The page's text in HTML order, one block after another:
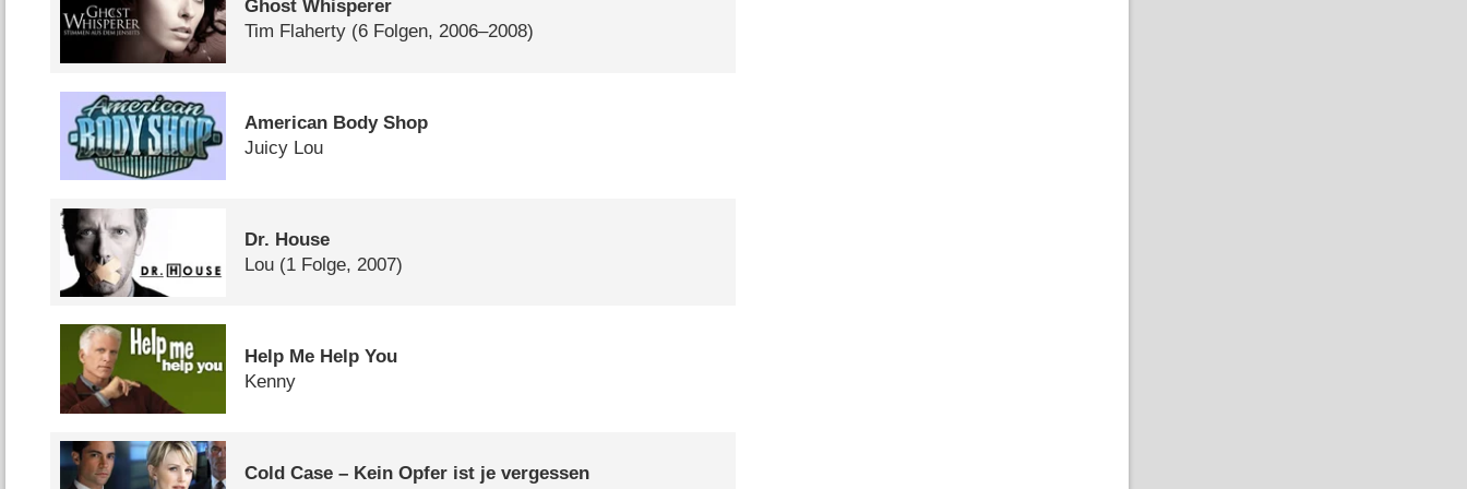
Ghost Whisperer
Tim Flaherty (6 Folgen, 2006–2008)
American Body Shop
Juicy Lou
Dr. House
Lou (1 Folge, 2007)
Help Me Help You
Kenny
Cold Case – Kein Opfer ist je vergessen